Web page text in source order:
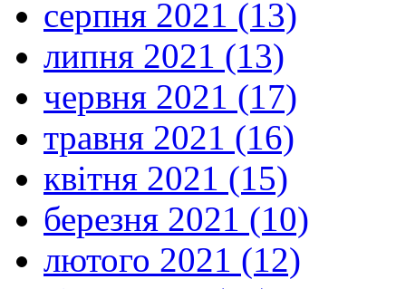
серпня 2021 (13)
липня 2021 (13)
червня 2021 (17)
травня 2021 (16)
квітня 2021 (15)
березня 2021 (10)
лютого 2021 (12)